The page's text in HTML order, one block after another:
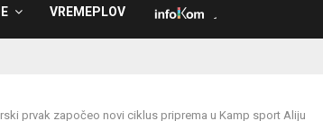
VREMEPLOV
prvak započeo novi ciklus priprema u Kamp sport Aliju